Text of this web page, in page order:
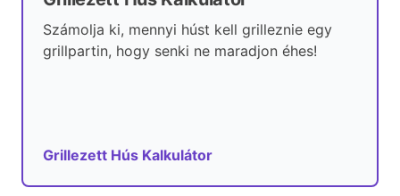
Számolja ki, mennyi húst kell grilleznie egy
grillpartin, hogy senki ne maradjon éhes!
Grillezett Hús Kalkulátor